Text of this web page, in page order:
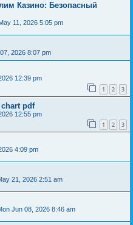
Казино: Безопасный
11, 2026 5:05 pm
2026 8:07 pm
12:39 pm
1 2 3
pdf
12:55 pm
1 2 3
4:09 pm
21, 2026 2:51 am
Jun 08, 2026 8:46 am